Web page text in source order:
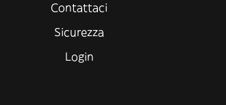
Contattaci
Sicurezza
Login